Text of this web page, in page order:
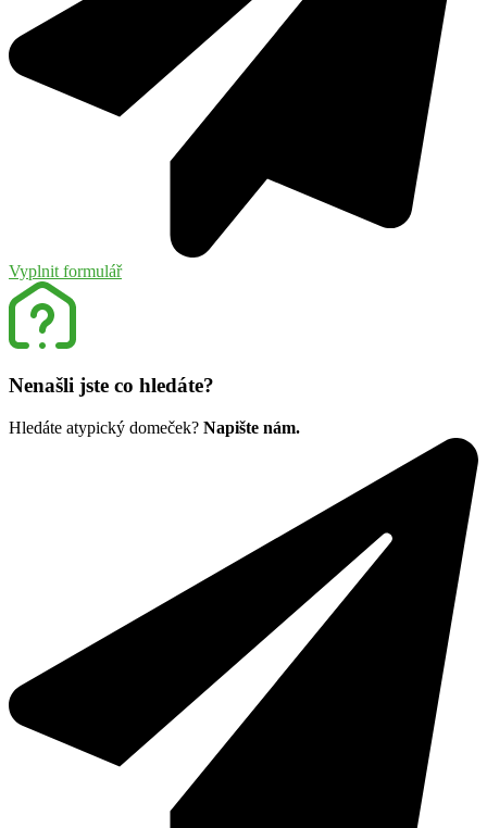
Vyplnit formulář
Nenašli jste co hledáte?
Hledáte atypický domeček? Napište nám.